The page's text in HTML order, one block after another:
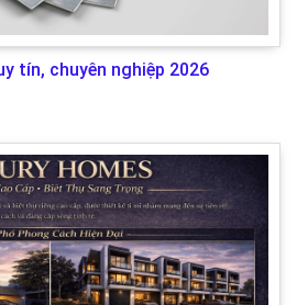
tín, chuyên nghiệp 2026